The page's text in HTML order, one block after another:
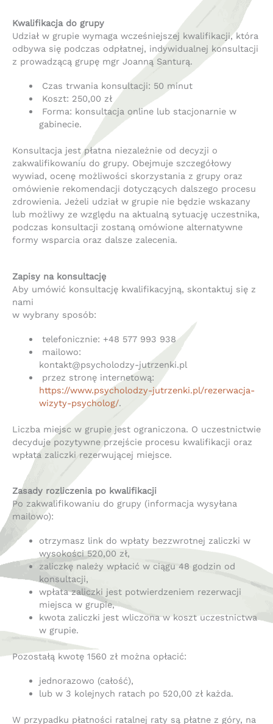
Kwalifikacja do grupy
Udział w grupie wymaga wcześniejszej kwalifikacji, która
odbywa się podczas odpłatnej, indywidualnej konsultacji
z prowadzącą grupę mgr Joanną Santurą.
Czas trwania konsultacji: 50 minut
Koszt: 250,00 zł
Forma: konsultacja online lub stacjonarnie w
gabinecie.
Konsultacja jest płatna niezależnie od decyzji o
zakwalifikowaniu do grupy. Obejmuje szczegółowy
wywiad, ocenę możliwości skorzystania z grupy oraz
omówienie rekomendacji dotyczących dalszego procesu
zdrowienia. Jeżeli udział w grupie nie będzie wskazany
lub możliwy ze względu na aktualną sytuację uczestnika,
podczas konsultacji zostaną omówione alternatywne
formy wsparcia oraz dalsze zalecenia.
Zapisy na konsultację
Aby umówić konsultację kwalifikacyjną, skontaktuj się z
nami
w wybrany sposób:
telefonicznie: +48 577 993 938
mailowo:
kontakt@psycholodzy-jutrzenki.pl
przez stronę internetową:
https://www.psycholodzy-jutrzenki.pl/rezerwacja-
wizyty-psycholog/.
Liczba miejsc w grupie jest ograniczona. O uczestnictwie
decyduje pozytywne przejście procesu kwalifikacji oraz
wpłata zaliczki rezerwującej miejsce.
Zasady rozliczenia po kwalifikacji
Po zakwalifikowaniu do grupy (informacja wysyłana
mailowo):
otrzymasz link do wpłaty bezzwrotnej zaliczki w
wysokości 520,00 zł,
zaliczkę należy wpłacić w ciągu 48 godzin od
konsultacji,
wpłata zaliczki jest potwierdzeniem rezerwacji
miejsca w grupie,
kwota zaliczki jest wliczona w koszt uczestnictwa
w grupie.
Pozostałą kwotę 1560 zł można opłacić:
jednorazowo (całość),
lub w 3 kolejnych ratach po 520,00 zł każda.
W przypadku płatności ratalnej raty są płatne z góry, na